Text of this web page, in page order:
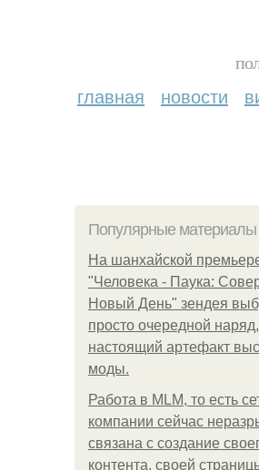
главная новости
Популярные материалы
На шанхайской
"Человека - Паука:
Новый День" зендея
просто очередной
настоящий артефакт
моды.
Работа в MLM, то есть
компании сейчас
связана с создание
контента, своей